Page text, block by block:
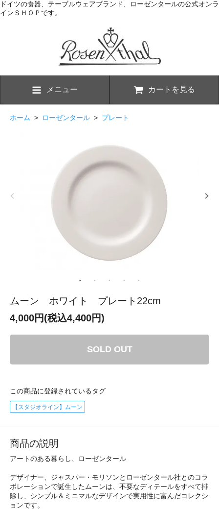
ドイツの食器、テーブルウェアブランド、ローゼンタールの公式オンラ
インＳＨＯＰです。
メニュー カートを見る
ホーム > ローゼンタール > プレート
ムーン ホワイト プレート22cm
4,000円(税込4,400円)
SOLD OUT
この商品に登録されているタグ
【スタジオライン】ムーン
商品の説明
アートのある暮らし、ローゼンタール
デザイナー、ジャスパー・モリソンとローゼンタール社とのコラ
ボレーションで誕生したムーンは、不要なディテールをすべて排
除し、シンプル＆ミニマルなデザインで実用性に富んだコレクシ
ョンです。